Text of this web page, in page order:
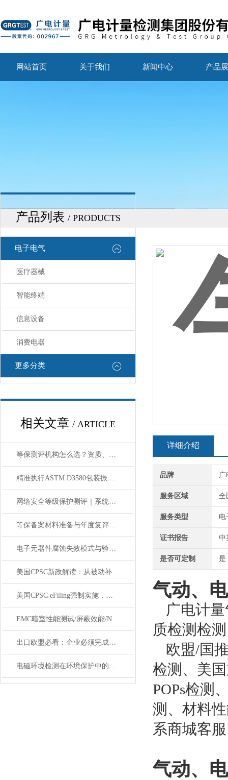
网站首页 关于我们 新闻中心 产品
产品列表 / PRODUCTS
电子电气
医疗器械
智能终端
信息设备
消费电器
更多分类
相关文章 / ARTICLE
等保测评机构怎么选？资质、经验、服务能力三大标准
精准执行ASTM D3580包装振动测试，筑牢产品运输安全防线
网络安全等级保护测评｜系统定级备案全程指导
等保备案材料准备与年度复评｜高效通关优化合规成本
电子元器件腐蚀失效模式与验证试验设计
美国CPSC新政解读：从被动补救到主动合规的转变
美国CPSC eFiling强制实施，你的产品证书准备好了吗
EMC暗室性能测试/屏蔽效能/NSA/VSWR校准，仪器计量检测
出口欧盟必看：企业必须完成REACH-SVHC检测的意义
电磁环境检测在环境保护中的应用
详细介绍
品牌 广
服务区域 全
服务类型 电
证书报告 中
是否可定制 是
气动、
广电计
质检测检
欧盟/国
检测、美
POPs检测
测、材料
系商城客
气动、